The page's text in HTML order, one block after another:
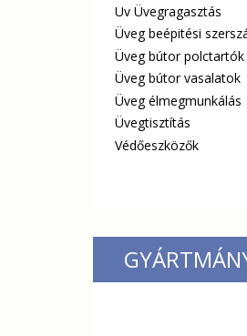
Uv Üvegragasztás
Üveg beépitési
Üveg bútor polctartók
Üveg bútor vasalatok
Üveg élmegmunkálás
Üvegtisztítás
Védőeszközők